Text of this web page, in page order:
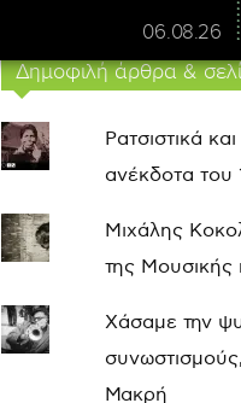
06.08.26
Δημοφιλή άρθρα &
Ρατσιστικά
ανέκδοτα του
Μιχάλης
της Μουσικής
Χάσαμε την
Μακρή